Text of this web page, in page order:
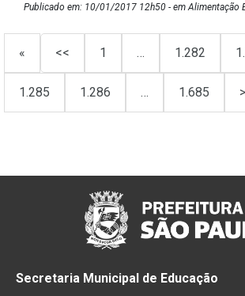
Publicado em: 10/01/2017 12h50 - em Alimentação
« << 1 … 1.282
1.285 1.286 … 1.685
Secretaria Municipal de Educação